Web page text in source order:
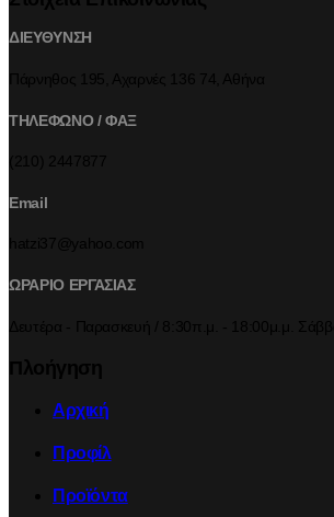
ΔΙΕΥΘΥΝΣΗ
ΤΗΛΕΦΩΝΟ / ΦΑΞ
Email
ΩΡΑΡΙΟ ΕΡΓΑΣΙΑΣ
Αρχική
Προφίλ
Προϊόντα